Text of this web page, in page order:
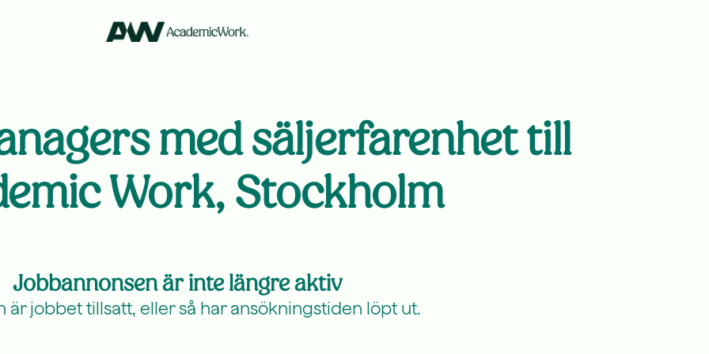
med säljerfarenhet till
Work, Stockholm
Jobbannonsen är inte längre aktiv
är jobbet tillsatt, eller så har ansökningstiden löpt ut.